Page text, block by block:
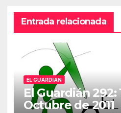
Entrada relacionada
EL GUARDIÁN
El Guardián 292:
Octubre de 2011